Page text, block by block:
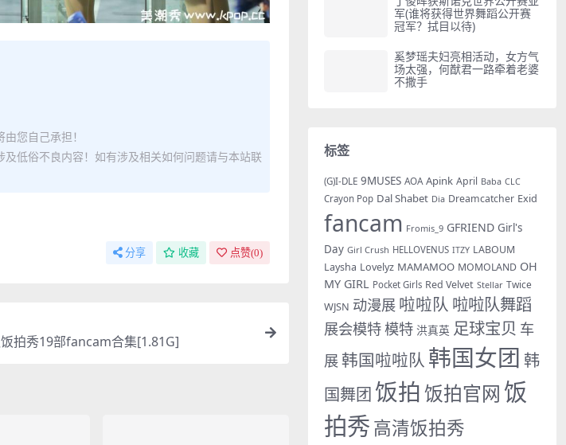
您自己承担！
低俗不良内容！如有涉及相关如何问题请与本站联
分享 收藏 点赞(0)
拍秀19部fancam合集[1.81G]
军(谁将获得世界舞蹈公开赛
冠军？拭目以待)
奚梦瑶夫妇亮相活动，女方气
场太强，何猷君一路牵着老婆
不撒手
标签
(G)I-DLE 9MUSES AOA Apink April Baba CLC
Crayon Pop Dal Shabet Dia Dreamcatcher Exid
fancam Fromis_9 GFRIEND Girl's
Day Girl Crush HELLOVENUS ITZY LABOUM
Laysha Lovelyz MAMAMOO MOMOLAND OH
MY GIRL Pocket Girls Red Velvet Stellar Twice
WJSN 动漫展 啦啦队 啦啦队舞蹈
展会模特模特 洪真英 足球宝贝 车
展韩国啦啦队 韩国女团 韩
国舞团 饭拍饭拍官网 饭
拍秀高清饭拍秀